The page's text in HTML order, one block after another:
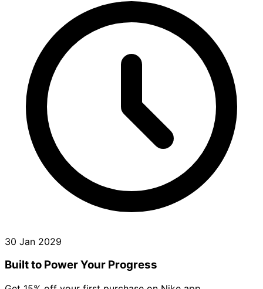
30 Jan 2029
Built to Power Your Progress